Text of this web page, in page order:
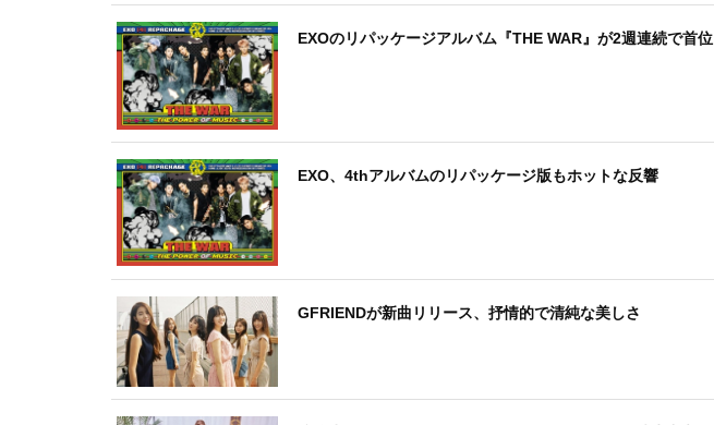
EXOのリパッケージアルバム『THE WAR』が2週連続で首位
EXO、4thアルバムのリパッケージ版もホットな反響
GFRIENDが新曲リリース、抒情的で清純な美しさ